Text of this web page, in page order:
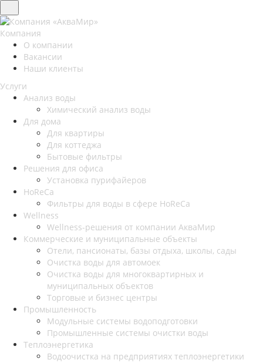
Компания
О компании
Вакансии
Наши клиенты
Услуги
Анализ воды
Химический анализ воды
Для дома
Для квартиры
Для коттеджа
Бытовые фильтры
Решения для офиса
Установка пурифайеров
HoReCa
Фильтры для воды в сфере HoReCa
Wellness
Wellness-решения от компании АкваМир
Коммерческие и муниципальные объекты
Отели, пансионаты, базы отдыха, школы, сады
Очистка воды для автомоек
Очистка воды для многоквартирных и
муниципальных объектов
Торговые и бизнес центры
Промышленность
Модульные системы водоподготовки
Промышленные системы очистки воды
Теплоэнергетика
Водоочистка на предприятиях теплоэнергетики